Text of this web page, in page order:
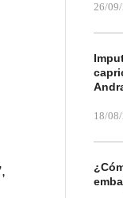
26/
18/